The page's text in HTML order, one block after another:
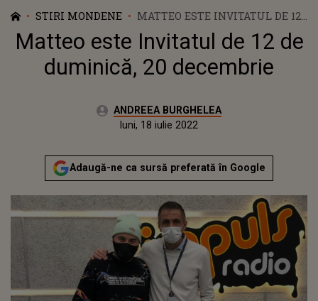
STIRI MONDENE
MATTEO ESTE INVITATUL DE 12
DE DUMINICĂ, 20 DECEMBRIE
Matteo este Invitatul de 12 de
duminică, 20 decembrie
Autor:ANDREEA BURGHELEA
Actualizat:
luni, 18 iulie 2022
Adaugă-ne ca sursă preferată în Google